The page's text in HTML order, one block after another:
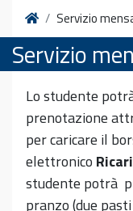
HomeServizio
Servizio
Lo studente
prenotazione
per caricare il
elettronico
studente potrà
pranzo (due